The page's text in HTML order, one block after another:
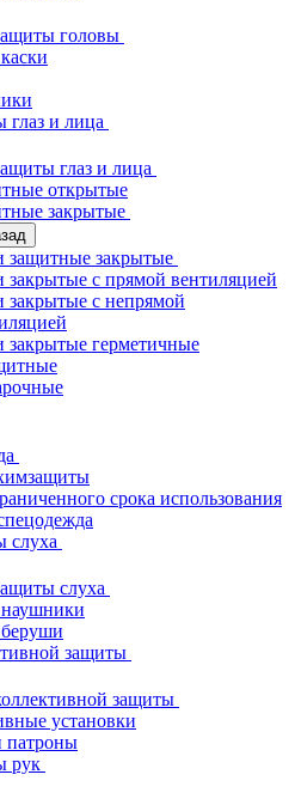
головы
глаз и лица
глаз и лица
открытые
закрытые
защитные закрытые
закрытые с прямой вентиляцией
закрытые с непрямой
закрытые герметичные
срока использования
слуха
слуха
защиты
защиты
установки
патроны
рук